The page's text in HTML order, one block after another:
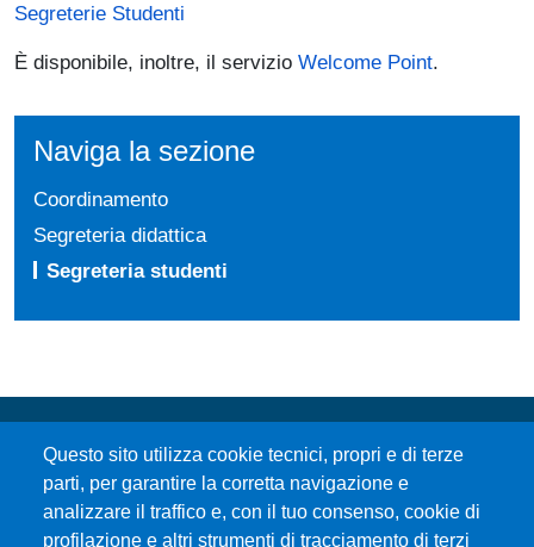
Segreterie Studenti
È disponibile, inoltre, il servizio Welcome Point.
Naviga la sezione
Coordinamento
Segreteria didattica
Segreteria studenti
Questo sito utilizza cookie tecnici, propri e di terze
parti, per garantire la corretta navigazione e
analizzare il traffico e, con il tuo consenso, cookie di
profilazione e altri strumenti di tracciamento di terzi